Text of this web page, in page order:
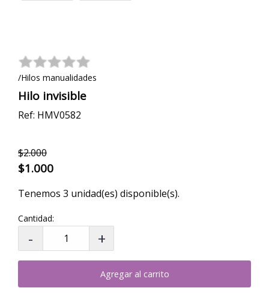
/Hilos manualidades
Hilo invisible
Ref: HMV0582
$2.000
$1.000
Tenemos 3 unidad(es) disponible(s).
Cantidad:
Agregar al carrito